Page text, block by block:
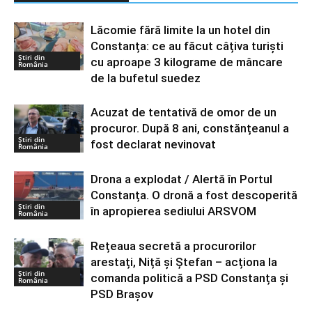
Știri din
România
Lăcomie fără limite la un hotel din
Constanța: ce au făcut câțiva turiști
cu aproape 3 kilograme de mâncare
de la bufetul suedez
Știri din
România
Acuzat de tentativă de omor de un
procuror. După 8 ani, constănțeanul a
fost declarat nevinovat
Știri din
România
Drona a explodat / Alertă în Portul
Constanța. O dronă a fost descoperită
în apropierea sediului ARSVOM
Știri din
România
Rețeaua secretă a procurorilor
arestați, Niță și Ștefan – acționa la
comanda politică a PSD Constanța și
PSD Brașov